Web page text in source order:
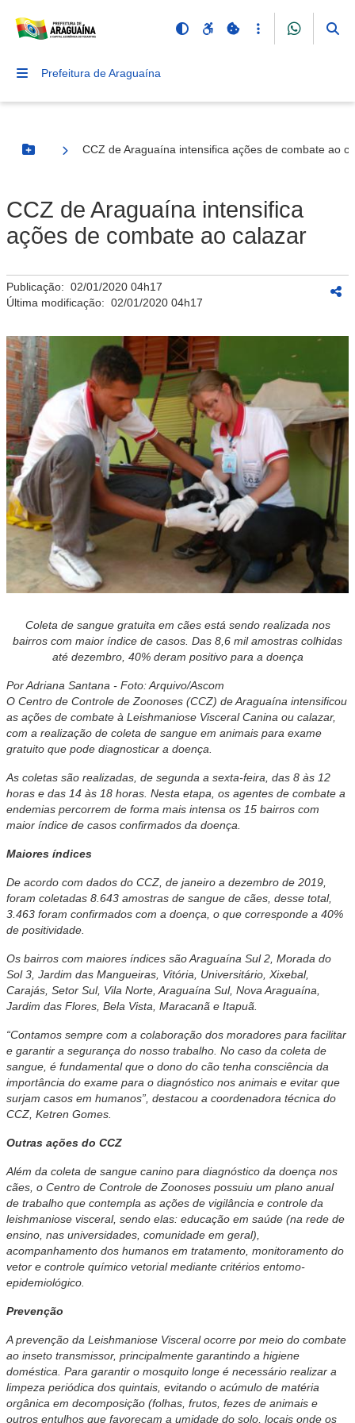
Prefeitura de Araguaína
Botão Menu
CCZ de Araguaína intensifica ações de combate ao
CCZ de Araguaína intensifica
ações de combate ao calazar
Publicação: 02/01/2020 04h17
Última modificação: 02/01/2020 04h17
Coleta de sangue gratuita em cães está sendo realizada nos
bairros com maior índice de casos. Das 8,6 mil amostras colhidas
até dezembro, 40% deram positivo para a doença
Por Adriana Santana - Foto: Arquivo/Ascom
O Centro de Controle de Zoonoses (CCZ) de Araguaína intensificou
as ações de combate à Leishmaniose Visceral Canina ou calazar,
com a realização de coleta de sangue em animais para exame
gratuito que pode diagnosticar a doença.
As coletas são realizadas, de segunda a sexta-feira, das 8 às 12
horas e das 14 às 18 horas. Nesta etapa, os agentes de combate a
endemias percorrem de forma mais intensa os 15 bairros com
maior índice de casos confirmados da doença.
Maiores índices
De acordo com dados do CCZ, de janeiro a dezembro de 2019,
foram coletadas 8.643 amostras de sangue de cães, desse total,
3.463 foram confirmados com a doença, o que corresponde a 40%
de positividade.
Os bairros com maiores índices são Araguaína Sul 2, Morada do
Sol 3, Jardim das Mangueiras, Vitória, Universitário, Xixebal,
Carajás, Setor Sul, Vila Norte, Araguaína Sul, Nova Araguaína,
Jardim das Flores, Bela Vista, Maracanã e Itapuã.
“Contamos sempre com a colaboração dos moradores para facilitar
e garantir a segurança do nosso trabalho. No caso da coleta de
sangue, é fundamental que o dono do cão tenha consciência da
importância do exame para o diagnóstico nos animais e evitar que
surjam casos em humanos”, destacou a coordenadora técnica do
CCZ, Ketren Gomes.
Outras ações do CCZ
Além da coleta de sangue canino para diagnóstico da doença nos
cães, o Centro de Controle de Zoonoses possuiu um plano anual
de trabalho que contempla as ações de vigilância e controle da
leishmaniose visceral, sendo elas: educação em saúde (na rede de
ensino, nas universidades, comunidade em geral),
acompanhamento dos humanos em tratamento, monitoramento do
vetor e controle químico vetorial mediante critérios entomo-
epidemiológico.
Prevenção
A prevenção da Leishmaniose Visceral ocorre por meio do combate
ao inseto transmissor, principalmente garantindo a higiene
doméstica. Para garantir o mosquito longe é necessário realizar a
limpeza periódica dos quintais, evitando o acúmulo de matéria
orgânica em decomposição (folhas, frutos, fezes de animais e
outros entulhos que favoreçam a umidade do solo, locais onde os